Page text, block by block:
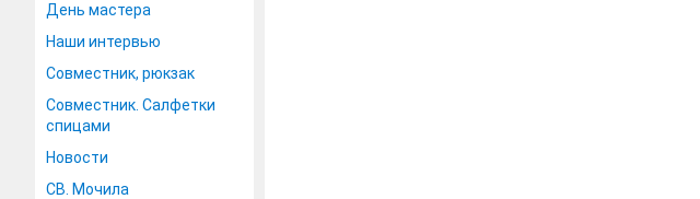
День мастера
Наши интервью
Совместник, рюкзак
Совместник. Салфетки
спицами
Новости
СВ. Мочила